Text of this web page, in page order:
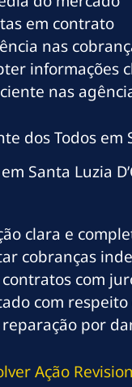
em contrato
nas
informações
nas
dos Todos em
Santa Luzia
clara e
cobranças
com
com
por
Ação